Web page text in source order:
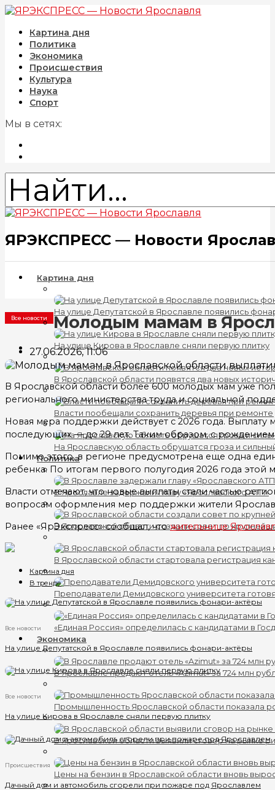
Картина дня
Политика
Экономика
Происшествия
Культура
Наука
Спорт
Мы в сетях:
ЯРЭКСПРЕСС — Новости
Картина дня
На улице Депутатской в Ярославле появились
На улице Кирова в Ярославле сняли первую плитку
В Ярославской области появятся два новых
Власти пообещали сохранить деревья при
На Ярославскую область обрушатся гроза и
Политика
В Ярославле задержали главу «Ярославского АТП»
В Ярославской области создали совет по
В Ярославской области стартовала регистрация
Преподаватели Демидовского университета
«Единая Россия» определилась с кандидатами в
Экономика
В Ярославле продают отель «Azimut» за 724 млн
Промышленность Ярославской области показала
В Ярославской области выявили сговор на рынке
Цены на бензин в Ярославской области вновь
Все новости Молодым мамам в
27.06.2026, 11:06
В Ярославской области более 600 молодых мам уже
регионального министерства труда и социальной
Новая мера поддержки действует с 2026 года.
последующих — до 29 лет. Таким образом, с
Помимо этого, в регионе предусмотрена еще одна
ребенка. По итогам первого полугодия 2026 года
Власти отмечают, что новые выплаты стали частью
вопросам оформления мер поддержки жители
Ранее «ЯрЭкспресс» сообщал, чтожительнице
Картина дня
В тренде
Все новости
На улице Депутатской в Ярославле появились фонари-актёры
Все новости
На улице Кирова в Ярославле сняли первую плитку
Происшествия
Дачный дом и автомобиль сгорели при пожаре под Ярославлем